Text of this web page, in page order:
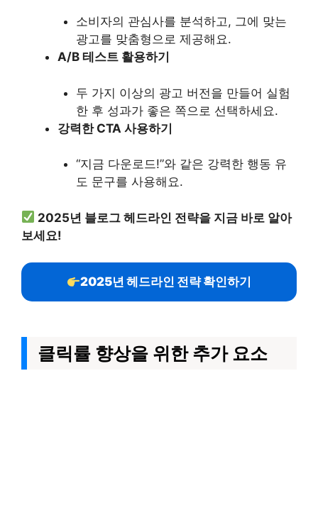
소비자의 관심사를 분석하고, 그에 맞는
광고를 맞춤형으로 제공해요.
A/B 테스트 활용하기
두 가지 이상의 광고 버전을 만들어 실험
한 후 성과가 좋은 쪽으로 선택하세요.
강력한 CTA 사용하기
“지금 다운로드!”와 같은 강력한 행동 유
도 문구를 사용해요.
2025년 블로그 헤드라인 전략을 지금 바로 알아
보세요!
2025년 헤드라인 전략 확인하기
클릭률 향상을 위한 추가 요소